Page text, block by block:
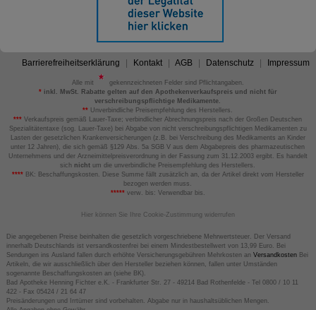
Barrierefreiheitserklärung Kontakt AGB Datenschutz Impressum
Alle mit
gekennzeichneten Felder sind Pflichtangaben.
*inkl. MwSt. Rabatte gelten auf den Apothekenverkaufspreis und nicht für
verschreibungspflichtige Medikamente.
** Unverbindliche Preisempfehlung des Herstellers.
*** Verkaufspreis gemäß Lauer-Taxe; verbindlicher Abrechnungspreis nach der Großen Deutschen
Spezialitätentaxe (sog. Lauer-Taxe) bei Abgabe von nicht verschreibungspflichtigen Medikamenten zu
Lasten der gesetzlichen Krankenversicherungen (z.B. bei Verschreibung des Medikaments an Kinder
unter 12 Jahren), die sich gemäß §129 Abs. 5a SGB V aus dem Abgabepreis des pharmazeutischen
Unternehmens und der Arzneimittelpreisverordnung in der Fassung zum 31.12.2003 ergibt. Es handelt
sich nicht um die unverbindliche Preisempfehlung des Herstellers.
****BK: Beschaffungskosten. Diese Summe fällt zusätzlich an, da der Artikel direkt vom Hersteller
bezogen werden muss.
*****verw. bis: Verwendbar bis.
Hier können Sie Ihre Cookie-Zustimmung widerrufen
Die angegebenen Preise beinhalten die gesetzlich vorgeschriebene Mehrwertsteuer. Der Versand
innerhalb Deutschlands ist versandkostenfrei bei einem Mindestbestellwert von 13,99 Euro. Bei
Sendungen ins Ausland fallen durch erhöhte Versicherungsgebühren Mehrkosten an VersandkostenBei
Artikeln, die wir ausschließlich über den Hersteller beziehen können, fallen unter Umständen
sogenannte Beschaffungskosten an (siehe BK).
Bad Apotheke Henning Fichter e.K. - Frankfurter Str. 27 - 49214 Bad Rothenfelde - Tel 0800 / 10 11
422 - Fax 05424 / 21 64 47
Preisänderungen und Irrtümer sind vorbehalten. Abgabe nur in haushaltsüblichen Mengen.